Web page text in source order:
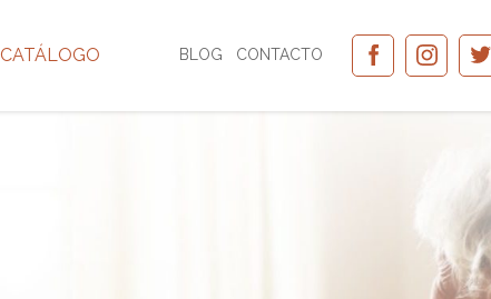
CATÁLOGO BLOG CONTACTO